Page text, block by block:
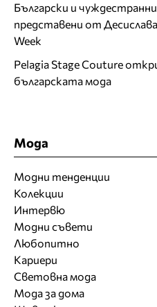
Български и
представени от
Week
Pelagia Stage Couture
българската мода
Мода
Модни тенденции
Колекции
Интервю
Модни съвети
Любопитно
Кариери
Световна мода
Мода за дома